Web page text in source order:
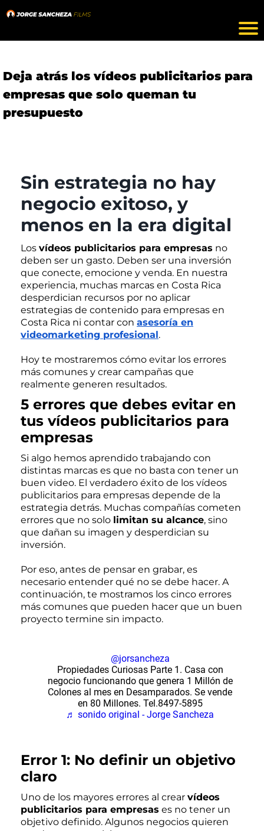
Deja atrás los vídeos publicitarios para
empresas que solo queman tu
presupuesto
Sin estrategia no hay
negocio exitoso, y
menos en la era digital
Los vídeos publicitarios para empresas no
deben ser un gasto. Deben ser una inversión
que conecte, emocione y venda. En nuestra
experiencia, muchas marcas en Costa Rica
desperdician recursos por no aplicar
estrategias de contenido para empresas en
Costa Rica ni contar con asesoría en
videomarketing profesional.
Hoy te mostraremos cómo evitar los errores
más comunes y crear campañas que
realmente generen resultados.
5 errores que debes evitar en
tus vídeos publicitarios para
empresas
Si algo hemos aprendido trabajando con
distintas marcas es que no basta con tener un
buen video. El verdadero éxito de los vídeos
publicitarios para empresas depende de la
estrategia detrás. Muchas compañías cometen
errores que no solo limitan su alcance, sino
que dañan su imagen y desperdician su
inversión.
Por eso, antes de pensar en grabar, es
necesario entender qué no se debe hacer. A
continuación, te mostramos los cinco errores
más comunes que pueden hacer que un buen
proyecto termine sin impacto.
@jorsancheza
Propiedades Curiosas Parte 1. Casa con
negocio funcionando que genera 1 Millón de
Colones al mes en Desamparados. Se vende
en 80 Millones. Tel.8497-5895
♬ sonido original - Jorge Sancheza
Error 1: No definir un objetivo
claro
Uno de los mayores errores al crear vídeos
publicitarios para empresas es no tener un
objetivo definido. Algunos negocios quieren